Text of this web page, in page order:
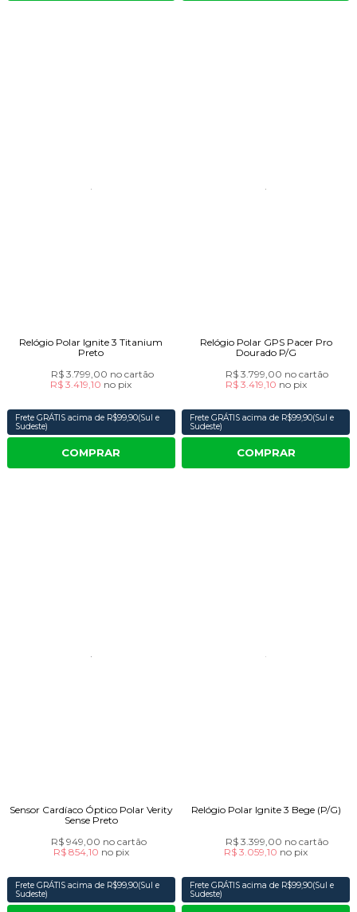
Relógio Polar Ignite 3 Titanium
Preto
R$ 3.799,00 no cartão
R$ 3.419,10 no pix
Frete GRÁTIS acima de R$99,90(Sul e
Sudeste)
COMPRAR
Relógio Polar GPS Pacer Pro
Dourado P/G
R$ 3.799,00 no cartão
R$ 3.419,10 no pix
Frete GRÁTIS acima de R$99,90(Sul e
Sudeste)
COMPRAR
Sensor Cardíaco Óptico Polar Verity
Sense Preto
R$ 949,00 no cartão
R$ 854,10 no pix
Frete GRÁTIS acima de R$99,90(Sul e
Sudeste)
Relógio Polar Ignite 3 Bege (P/G)
R$ 3.399,00 no cartão
R$ 3.059,10 no pix
Frete GRÁTIS acima de R$99,90(Sul e
Sudeste)